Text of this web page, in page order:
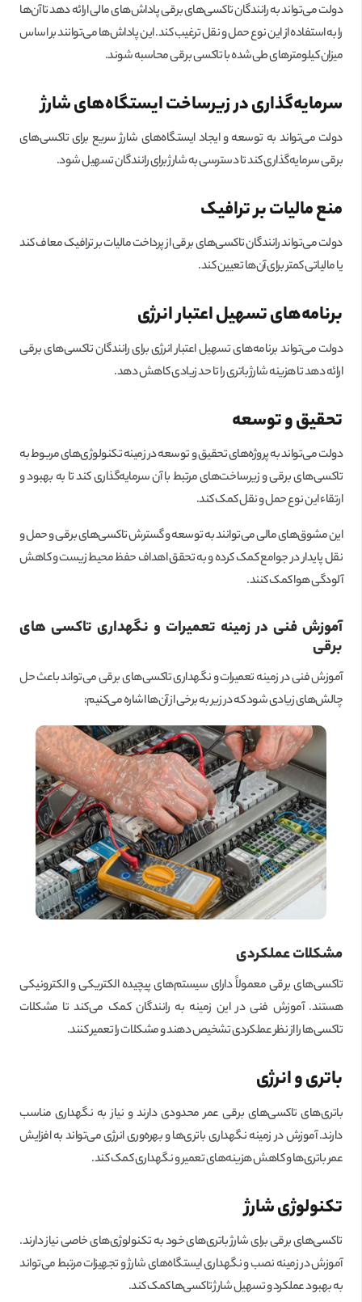
دولت می‌تواند به رانندگان تاکسی‌های برقی پاداش‌های مالی ارائه دهد تا آن‌ها
را به استفاده از این نوع حمل و نقل ترغیب کند. این پاداش‌ها می‌توانند بر اساس
میزان کیلومترهای طی‌شده با تاکسی برقی محاسبه شوند.
سرمایه‌گذاری در زیرساخت ایستگاه‌های شارژ
دولت می‌تواند به توسعه و ایجاد ایستگاه‌های شارژ سریع برای تاکسی‌های
برقی سرمایه‌گذاری کند تا دسترسی به شارژ برای رانندگان تسهیل شود.
منع مالیات بر ترافیک
دولت می‌تواند رانندگان تاکسی‌های برقی از پرداخت مالیات بر ترافیک معاف کند
یا مالیاتی کمتر برای آن‌ها تعیین کند.
برنامه‌های تسهیل اعتبار انرژی
دولت می‌تواند برنامه‌های تسهیل اعتبار انرژی برای رانندگان تاکسی‌های برقی
ارائه دهد تا هزینه شارژ باتری را تا حد زیادی کاهش دهد.
تحقیق و توسعه
دولت می‌تواند به پروژه‌های تحقیق و توسعه در زمینه تکنولوژی‌های مربوط به
تاکسی‌های برقی و زیرساخت‌های مرتبط با آن سرمایه‌گذاری کند تا به بهبود و
ارتقاء این نوع حمل و نقل کمک کند.
این مشوق‌های مالی می‌توانند به توسعه و گسترش تاکسی‌های برقی و حمل و
نقل پایدار در جوامع کمک کرده و به تحقق اهداف حفظ محیط زیست و کاهش
آلودگی هوا کمک کنند.
آموزش فنی در زمینه تعمیرات و نگهداری تاکسی های
برقی
آموزش فنی در زمینه تعمیرات و نگهداری تاکسی‌های برقی می‌تواند باعث حل
چالش‌های زیادی شود که در زیر به برخی از آن‌ها اشاره می‌کنیم:
مشکلات عملکردی
تاکسی‌های برقی معمولاً دارای سیستم‌های پیچیده الکتریکی و الکترونیکی
هستند. آموزش فنی در این زمینه به رانندگان کمک می‌کند تا مشکلات
تاکسی‌ها را از نظر عملکردی تشخیص دهند و مشکلات را تعمیر کنند.
باتری و انرژی
باتری‌های تاکسی‌های برقی عمر محدودی دارند و نیاز به نگهداری مناسب
دارند. آموزش در زمینه نگهداری باتری‌ها و بهره‌وری انرژی می‌تواند به افزایش
عمر باتری‌ها و کاهش هزینه‌های تعمیر و نگهداری کمک کند.
تکنولوژی شارژ
تاکسی‌های برقی برای شارژ باتری‌های خود به تکنولوژی‌های خاصی نیاز دارند.
آموزش در زمینه نصب و نگهداری ایستگاه‌های شارژ و تجهیزات مرتبط می‌تواند
به بهبود عملکرد و تسهیل شارژ تاکسی‌ها کمک کند.